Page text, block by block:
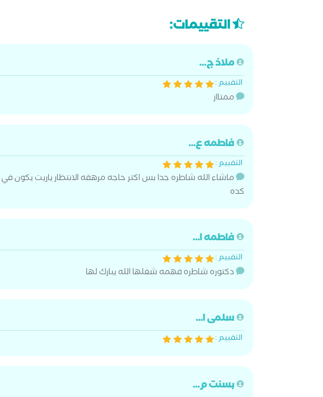
التقييمات:
ملاذ ج...
التقييم :
ممتااز
فاطمه ع...
التقييم :
ماشاء الله شاطره جدا بس اكتر حاجه مرهقه الانتظار ياريت يكون
كده
فاطمه ا...
التقييم :
دكتوره شاطره فهمه شغلها الله يبارك لها
سلمى ا...
التقييم :
بسنت م...